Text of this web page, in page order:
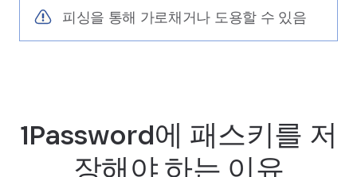
피싱을 통해 가로채거나 도용할 수 있음
1Password에 패스키를 저
장해야 하는 이유